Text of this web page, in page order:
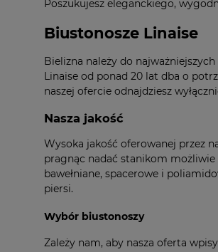
Poszukujesz eleganckiego,
Biustonosze Linaise
Bielizna należy do
Linaise od ponad 20 lat dba o
naszej ofercie odnajdziesz
Nasza jakość
Wysoka jakość oferowanej przez
pragnąc nadać stanikom możliwie
bawełniane, spacerowe i
piersi.
Wybór biustonoszy
Zależy nam, aby nasza oferta